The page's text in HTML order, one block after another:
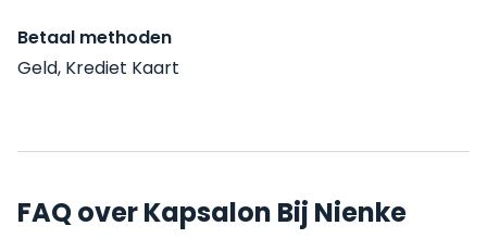
Betaal methoden
Geld, Krediet Kaart
FAQ over Kapsalon Bij Nienke